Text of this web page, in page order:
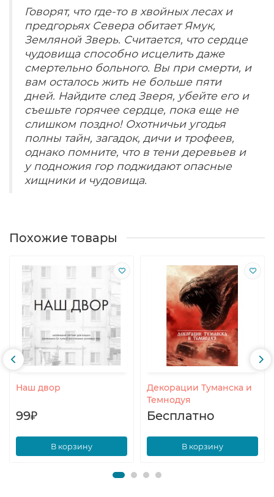
Говорят, что где-то в хвойных лесах и
предгорьях Севера обитает Ямук,
Земляной Зверь. Считается, что сердце
чудовища способно исцелить даже
смертельно больного. Вы при смерти, и
вам осталось жить не больше пяти
дней. Найдите след Зверя, убейте его и
съешьте горячее сердце, пока еще не
слишком поздно! Охотничьи угодья
полны тайн, загадок, дичи и трофеев,
однако помните, что в тени деревьев и
у подножия гор поджидают опасные
хищники и чудовища.
Похожие товары
Наш двор
99₽
В корзину
Декорации Туманска и
Темнодуя
Бесплатно
В корзину